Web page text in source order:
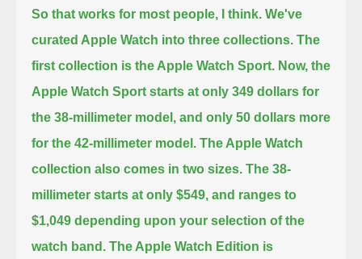
So that works for most people, I think. We've
curated Apple Watch into three collections. The
first collection is the Apple Watch Sport. Now, the
Apple Watch Sport starts at only 349 dollars for
the 38-millimeter model, and only 50 dollars more
for the 42-millimeter model. The Apple Watch
collection also comes in two sizes. The 38-
millimeter starts at only $549, and ranges to
$1,049 depending upon your selection of the
watch band. The Apple Watch Edition is